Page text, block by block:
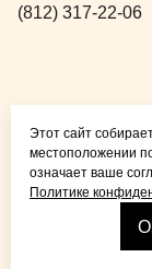
(812) 317-22-06
детей и
Взрослая
Этот сайт
местоположении
означает ваше
Политике